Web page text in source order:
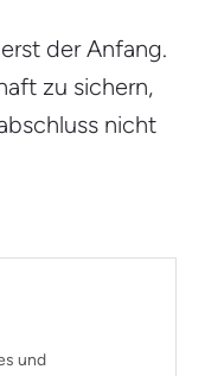
der Anfang.
zu sichern,
nicht
und